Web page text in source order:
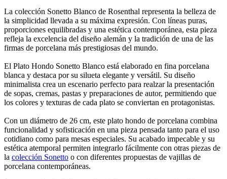
La colección Sonetto Blanco de Rosenthal representa la belleza de
la simplicidad llevada a su máxima expresión. Con líneas puras,
proporciones equilibradas y una estética contemporánea, esta pieza
refleja la excelencia del diseño alemán y la tradición de una de las
firmas de porcelana más prestigiosas del mundo.
El Plato Hondo Sonetto Blanco está elaborado en fina porcelana
blanca y destaca por su silueta elegante y versátil. Su diseño
minimalista crea un escenario perfecto para realzar la presentación
de sopas, cremas, pastas y preparaciones de autor, permitiendo que
los colores y texturas de cada plato se conviertan en protagonistas.
Con un diámetro de 26 cm, este plato hondo de porcelana combina
funcionalidad y sofisticación en una pieza pensada tanto para el uso
cotidiano como para mesas especiales. Su acabado impecable y su
estética atemporal permiten integrarlo fácilmente con otras piezas de
la colección Sonetto o con diferentes propuestas de vajillas de
porcelana contemporáneas.